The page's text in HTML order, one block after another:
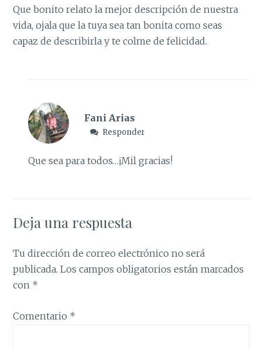
Que bonito relato la mejor descripción de nuestra
vida, ojala que la tuya sea tan bonita como seas
capaz de describirla y te colme de felicidad.
Fani Arias
Responder
Que sea para todos…¡Mil gracias!
Deja una respuesta
Tu dirección de correo electrónico no será
publicada. Los campos obligatorios están marcados
con *
Comentario *